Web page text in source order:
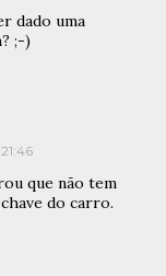
dado uma
;-)
que não tem
do carro.